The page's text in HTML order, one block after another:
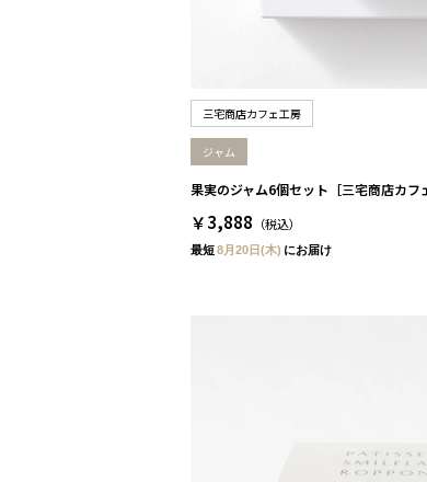
三宅商店カフェ工房
ジャム
果実のジャム6個セット［三宅商店カフ
￥3,888 （税込）
最短8月20日(木) にお届け